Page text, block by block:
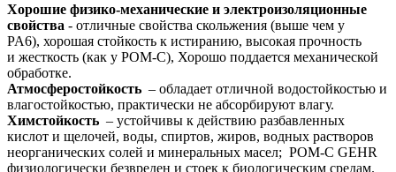
Хорошие физико-механические и электроизоляционные
свойства - отличные свойства скольжения (выше чем у
PA6), хорошая стойкость к истиранию, высокая прочность
и жесткость (как у POM-C), Хорошо поддается механической
обработке.
Атмосферостойкость – обладает отличной водостойкостью и
влагостойкостью, практически не абсорбируют влагу.
Химстойкость – устойчивы к действию разбавленных
кислот и щелочей, воды, спиртов, жиров, водных растворов
неорганических солей и минеральных масел; POM-C GEHR
физиологически безвреден и стоек к биологическим средам.